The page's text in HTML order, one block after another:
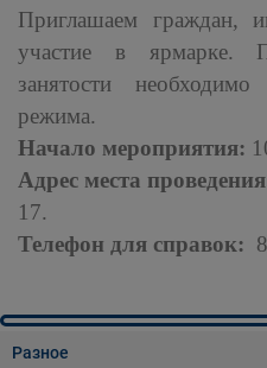
Приглашаем граждан,
участие в ярмарке.
занятости
режима.
Начало мероприятия:
Адрес места
17.
Телефон для справок:
Разное